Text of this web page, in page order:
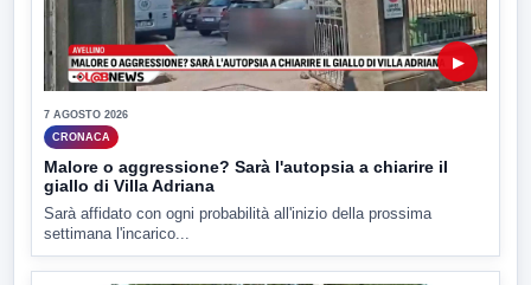
▶
7 AGOSTO 2026
CRONACA
Malore o aggressione? Sarà l'autopsia a chiarire il
giallo di Villa Adriana
Sarà affidato con ogni probabilità all'inizio della prossima
settimana l'incarico...